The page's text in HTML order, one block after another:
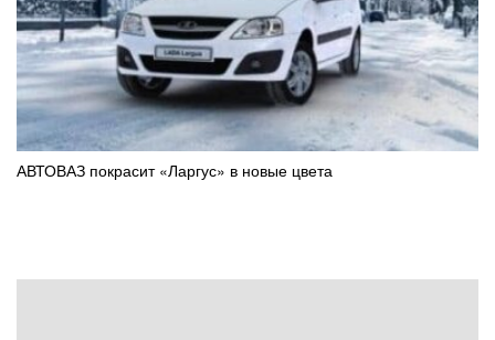
АВТОВАЗ покрасит «Ларгус» в новые цвета